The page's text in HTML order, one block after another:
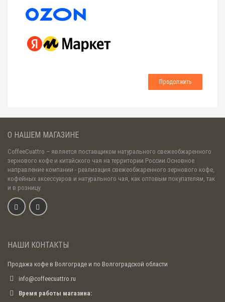
Продолжить
О НАШЕМ МАГАЗИНЕ
CoffeeCuattro – является поставщиком натурального свежеобжаренного
зернового кофе и китайского чая на территории России.Основное
направление компании - реализация свежеобжаренного зернового кофе,
кофейных аксессуаров и натурального чая, как оптовым покупателям, так
и в розницу.
НАШИ КОНТАКТЫ
Продажа кофе в Волгограде и по Волгоградской области
info@coffeecuattro.ru
Время работы магазина: